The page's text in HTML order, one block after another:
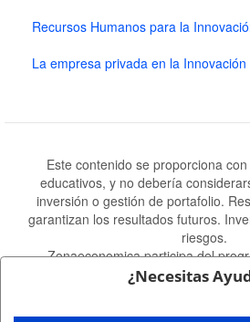
Recursos Humanos para la
La empresa privada en la Innovación
Este contenido se proporciona
educativos, y no debería
inversión o gestión de portafolio.
garantizan los resultados futuros.
riesgos.
Zonaeconomica participa del
Amazon.es Amazon.com.mx y
¿Necesitas